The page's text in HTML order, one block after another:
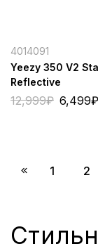
4014091
Yeezy 350 V2
Reflective
12,999₽ 6,499₽
1 2